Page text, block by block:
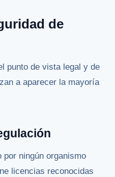
de
punto de vista legal y de
a aparecer la mayoría
por ningún organismo
licencias reconocidas